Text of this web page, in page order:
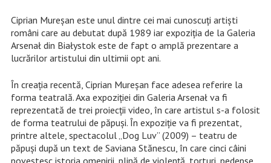
Ciprian Mureşan este unul dintre cei mai cunoscuți artişti
români care au debutat după 1989 iar expoziţia de la Galeria
Arsenał din Białystok este de fapt o amplă prezentare a
lucrărilor artistului din ultimii opt ani.
În creația recentă, Ciprian Mureșan face adesea referire la
forma teatrală. Axa expoziției din Galeria Arsenał va fi
reprezentată de trei proiecții video, în care artistul s-a folosit
de forma teatrului de păpuși. În expoziție va fi prezentat,
printre altele, spectacolul „Dog Luv” (2009) – teatru de
păpuși după un text de Saviana Stănescu, în care cinci câini
povestesc istoria omenirii, plină de violență, torturi, pedepse